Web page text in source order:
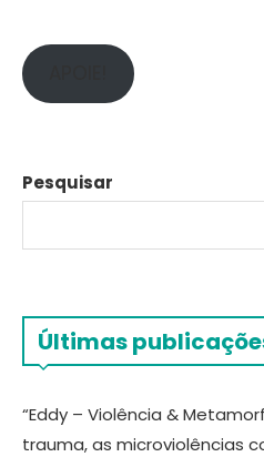
Pesquisar
Últimas
“Eddy – Violência &
trauma, as microviolências